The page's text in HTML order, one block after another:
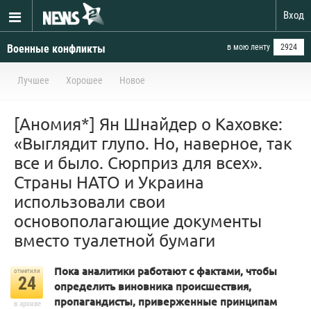
Вход
Военные конфликты в мою ленту 2924
Лучшее Хорошее Новое
[Аномия*] Ян Шнайдер о Каховке:
«Выглядит глупо. Но, наверное, так
все и было. Сюрприз для всех».
Страны НАТО и Украина
использовали свои
основополагающие документы
вместо туалетной бумаги
отметили
24
в архиве
Пока аналитики работают с фактами, чтобы
определить виновника происшествия,
пропагандисты, приверженные принципам